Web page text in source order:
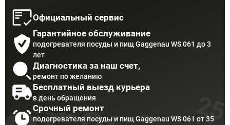
Официальный сервис
Гарантийное обслуживание
подогревателя посуды и пищ Gaggenau WS 061 до 3
лет
Диагностика за наш счет,
ремонт по желанию
Бесплатный выезд курьера
в день обращения
Срочный ремонт
подогревателя посуды и пищ Gaggenau WS 061 от 35